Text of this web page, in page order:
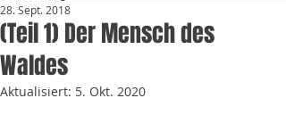
(Teil 1) Der Mensch des
Waldes
28. Sept. 2018
Aktualisiert: 5. Okt. 2020